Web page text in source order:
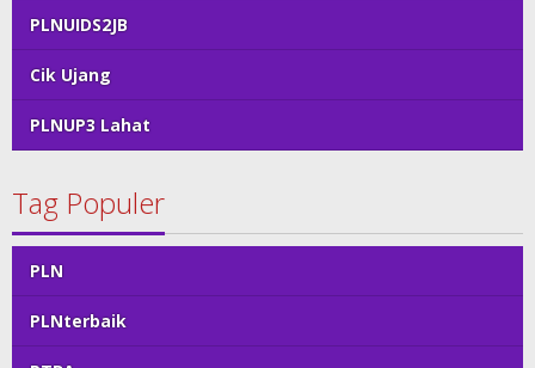
PLNUIDS2JB
Cik Ujang
PLNUP3 Lahat
Tag Populer
PLN
PLNterbaik